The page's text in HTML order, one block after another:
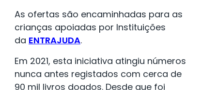
As ofertas são encaminhadas para as
crianças apoiadas por Instituições
da ENTRAJUDA.
Em 2021, esta iniciativa atingiu números
nunca antes registados com cerca de
90 mil livros doados. Desde que foi